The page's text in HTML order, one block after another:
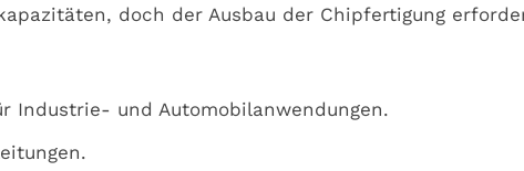
doch der Ausbau der Chipfertigung
Industrie- und Automobilanwendungen.